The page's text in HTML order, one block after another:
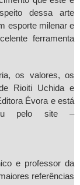
dessa arte
esporte milenar e
ferramenta
os valores, os
Rioiti Uchida e
Évora e está
pelo site –
e professor da
referências